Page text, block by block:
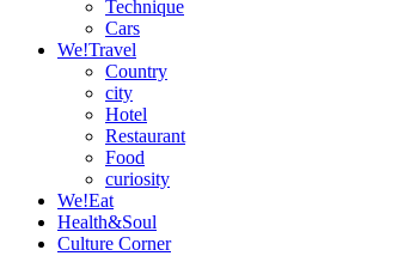
Technique
Cars
We!Travel
Country
city
Hotel
Restaurant
Food
curiosity
We!Eat
Health&Soul
Culture Corner